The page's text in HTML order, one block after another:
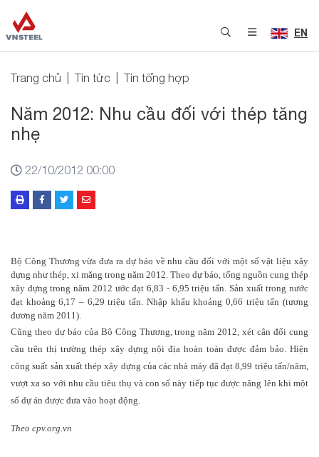
EN
Trang chủ Tin tức Tin tổng hợp
Năm 2012: Nhu cầu đối với thép tăng
nhẹ
22/10/2012 00:00
Bộ Công Thương vừa đưa ra dự báo về nhu cầu đối với một số vật liệu xây
dựng nhưthép, xi măng trong năm 2012. Theo dự báo, tổng nguồn cung thép
xây dựng trong năm 2012 ước đạt 6,83 - 6,95 triệu tấn. Sản xuất trong nước
đạt khoảng 6,17 – 6,29 triệu tấn. Nhập khẩu khoảng 0,66 triệu tấn (tương
đương năm 2011).
Cũng theo dự báo của Bộ Công Thương, trong năm 2012, xét cân đối cung
cầu trên thị trường thép xây dựng nội địa hoàn toàn được đảm bảo. Hiện
công suất sản xuất thép xây dựng của các nhà máy đã đạt 8,99 triệu tấn/năm,
vượt xa so với nhu cầu tiêu thụ và con số này tiếp tục được nâng lên khi một
số dự án được đưa vào hoạt động.
Theo cpv.org.vn